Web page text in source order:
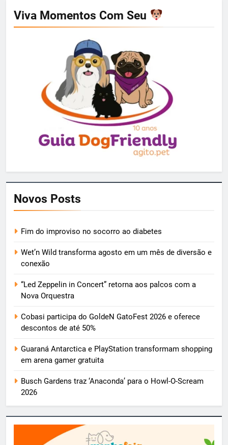
Viva Momentos Com Seu
Novos Posts
Fim do improviso no socorro ao diabetes
Wet’n Wild transforma agosto em um mês de diversão e
conexão
“Led Zeppelin in Concert” retorna aos palcos com a
Nova Orquestra
Cobasi participa do GoldeN GatoFest 2026 e oferece
descontos de até 50%
Guaraná Antarctica e PlayStation transformam shopping
em arena gamer gratuita
Busch Gardens traz ‘Anaconda’ para o Howl-O-Scream
2026